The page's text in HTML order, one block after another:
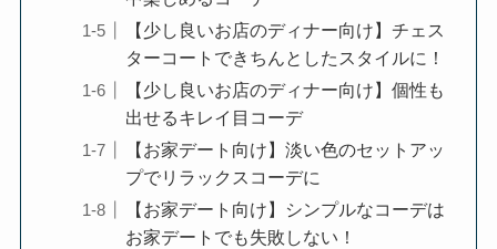
【少し良いお店のディナー向け】チェス
ターコートできちんとしたスタイルに！
【少し良いお店のディナー向け】個性も
出せるキレイ目コーデ
【お家デート向け】淡い色のセットアッ
プでリラックスコーデに
【お家デート向け】シンプルなコーデは
お家デートでも失敗しない！